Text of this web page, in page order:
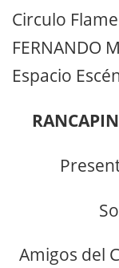
Circulo
FERNANDO
Espacio
Amigos del